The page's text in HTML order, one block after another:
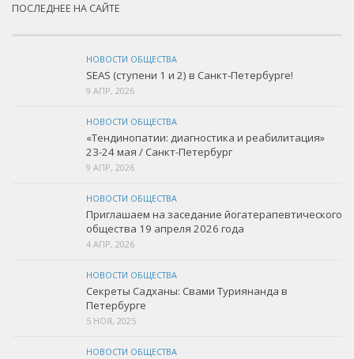
ПОСЛЕДНЕЕ НА САЙТЕ
НОВОСТИ ОБЩЕСТВА
SEAS (ступени 1 и 2) в Санкт-Петербурге!
9 АПР, 2026
НОВОСТИ ОБЩЕСТВА
«Тендинопатии: диагностика и реабилитация»
23-24 мая / Санкт-Петербург
9 АПР, 2026
НОВОСТИ ОБЩЕСТВА
Приглашаем на заседание йогатерапевтического
общества 19 апреля 2026 года
4 АПР, 2026
НОВОСТИ ОБЩЕСТВА
Секреты Садханы: Свами Туриянанда в
Петербурге
5 НОЯ, 2025
НОВОСТИ ОБЩЕСТВА